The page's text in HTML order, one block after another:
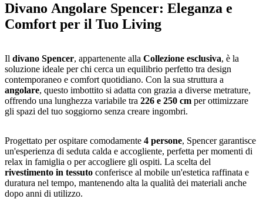
Divano Angolare Spencer: Eleganza e
Comfort per il Tuo Living
Il divano Spencer, appartenente alla Collezione esclusiva, è la
soluzione ideale per chi cerca un equilibrio perfetto tra design
contemporaneo e comfort quotidiano. Con la sua struttura a
angolare, questo imbottito si adatta con grazia a diverse metrature,
offrendo una lunghezza variabile tra 226 e 250 cm per ottimizzare
gli spazi del tuo soggiorno senza creare ingombri.
Progettato per ospitare comodamente 4 persone, Spencer garantisce
un'esperienza di seduta calda e accogliente, perfetta per momenti di
relax in famiglia o per accogliere gli ospiti. La scelta del
rivestimento in tessuto conferisce al mobile un'estetica raffinata e
duratura nel tempo, mantenendo alta la qualità dei materiali anche
dopo anni di utilizzo.